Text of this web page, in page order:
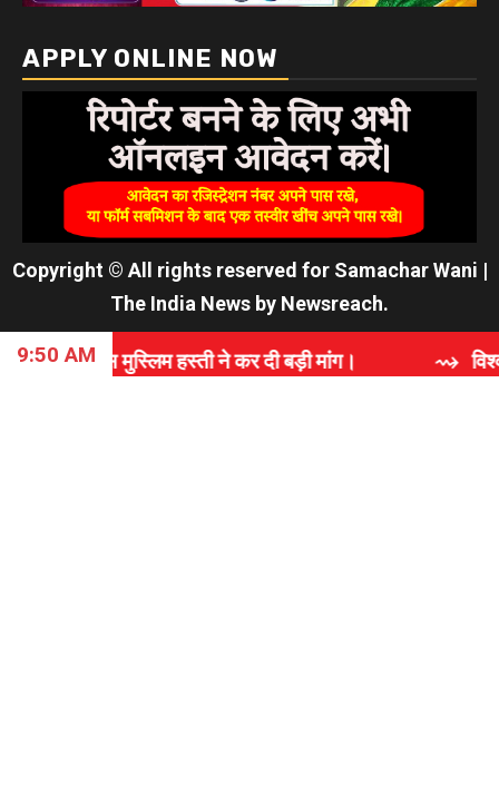
APPLY ONLINE NOW
Copyright © All rights reserved for Samachar Wani |
The India News by Newsreach.
9:50 AM
हस्ती ने कर दी बड़ी मांग। ⇝ विश्वास, समर्पण और